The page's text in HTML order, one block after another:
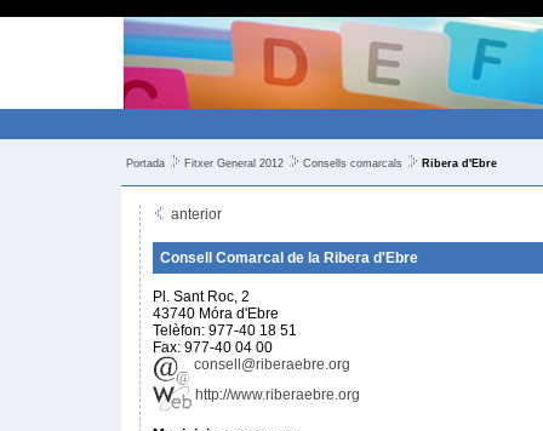
Portada Fitxer General 2012 Consells comarcals Ribera d'Ebre
anterior
Consell Comarcal de la Ribera d'Ebre
Pl. Sant Roc, 2
43740 Móra d'Ebre
Telèfon: 977-40 18 51
Fax: 977-40 04 00
consell@riberaebre.org
http://www.riberaebre.org